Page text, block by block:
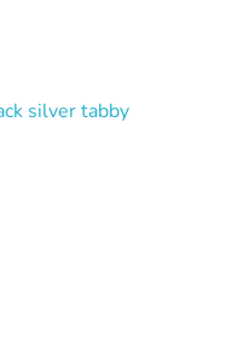
silver tabby